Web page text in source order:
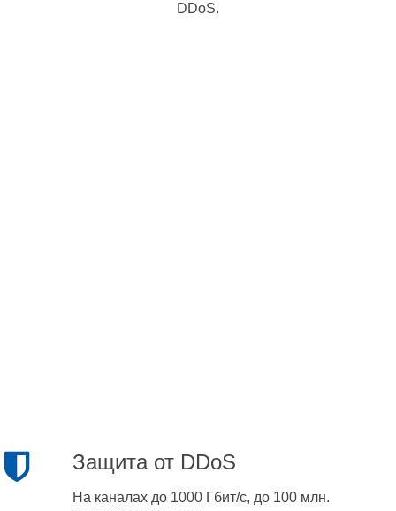
DDoS.
Защита от DDoS
На каналах до 1000 Гбит/с, до 100 млн.